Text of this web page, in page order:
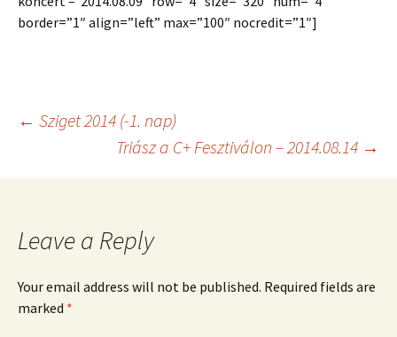
border=”1″ align=”left” max=”100″ nocredit=”1″]
Post
navigation
← Sziget 2014 (-1. nap)
Triász a C+ Fesztiválon – 2014.08.14 →
Leave a Reply
Your email address will not be published. Required fields are
marked *